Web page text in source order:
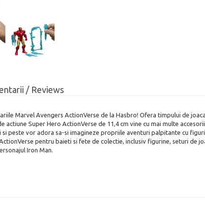
/ Reviews
Marvel Avengers ActionVerse de la Hasbro! Ofera timpului de
Super Hero ActionVerse de 11,4 cm vine cu mai multe
peste vor adora sa-si imagineze propriile aventuri palpitante cu
pentru baieti si fete de colectie, inclusiv figurine, seturi de
Iron Man.